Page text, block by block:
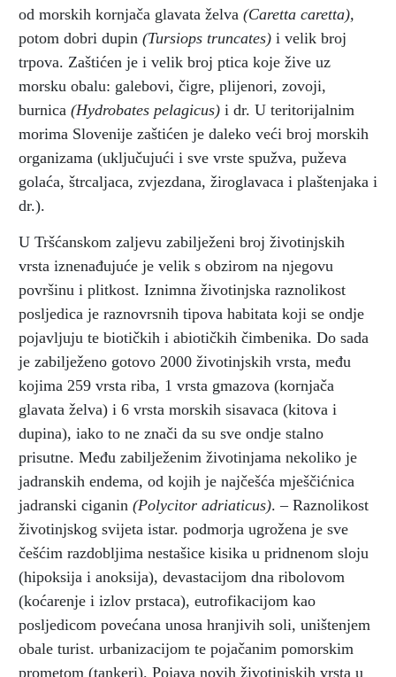
od morskih kornjača glavata želva (Caretta caretta),
potom dobri dupin (Tursiops truncates) i velik broj
trpova. Zaštićen je i velik broj ptica koje žive uz
morsku obalu: galebovi, čigre, plijenori, zovoji,
burnica (Hydrobates pelagicus) i dr. U teritorijalnim
morima Slovenije zaštićen je daleko veći broj morskih
organizama (uključujući i sve vrste spužva, puževa
golaća, štrcaljaca, zvjezdana, žiroglavaca i plaštenjaka i
dr.).
U Tršćanskom zaljevu zabilježeni broj životinjskih
vrsta iznenađujuće je velik s obzirom na njegovu
površinu i plitkost. Iznimna životinjska raznolikost
posljedica je raznovrsnih tipova habitata koji se ondje
pojavljuju te biotičkih i abiotičkih čimbenika. Do sada
je zabilježeno gotovo 2000 životinjskih vrsta, među
kojima 259 vrsta riba, 1 vrsta gmazova (kornjača
glavata želva) i 6 vrsta morskih sisavaca (kitova i
dupina), iako to ne znači da su sve ondje stalno
prisutne. Među zabilježenim životinjama nekoliko je
jadranskih endema, od kojih je najčešća mješčićnica
jadranski ciganin (Polycitor adriaticus). – Raznolikost
životinjskog svijeta istar. podmorja ugrožena je sve
češćim razdobljima nestašice kisika u pridnenom sloju
(hipoksija i anoksija), devastacijom dna ribolovom
(koćarenje i izlov prstaca), eutrofikacijom kao
posljedicom povećana unosa hranjivih soli, uništenjem
obale turist. urbanizacijom te pojačanim pomorskim
prometom (tankeri). Pojava novih životinjskih vrsta u